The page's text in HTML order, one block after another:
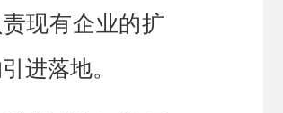
现有企业的扩
进落地。